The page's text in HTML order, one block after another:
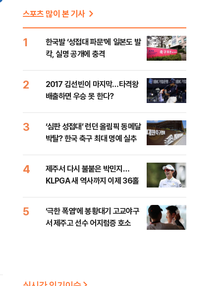
스포츠 많이 본 기사
1
한국발 ‘성접대 파문’에 일본도 발
칵, 실명 공개에 충격
2
2017 김선빈이 마지막…타격왕
배출하면 우승 못 한다?
3
‘심판 성접대’ 런던 올림픽 동메달
박탈? 한국 축구 최대 명예 실추
4
제주서 다시 불붙은 박민지…
KLPGA 새 역사까지 이제 36홀
5
‘극한 폭염’에 봉황대기 고교야구
서 제주고 선수 어지럼증 호소